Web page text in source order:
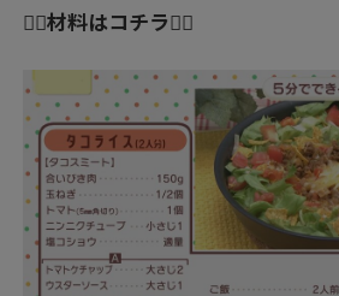
👇🏻材料はコチラ👇🏻